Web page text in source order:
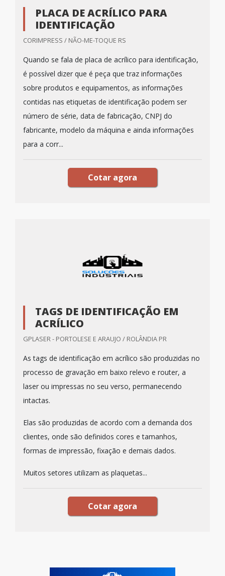
PLACA DE ACRÍLICO PARA
IDENTIFICAÇÃO
CORIMPRESS / NÃO-ME-TOQUE RS
Quando se fala de placa de acrílico para identificação,
é possível dizer que é peça que traz informações
sobre produtos e equipamentos, as informações
contidas nas etiquetas de identificação podem ser
número de série, data de fabricação, CNPJ do
fabricante, modelo da máquina e ainda informações
para a corr...
Cotar agora
TAGS DE IDENTIFICAÇÃO EM
ACRÍLICO
GPLASER - PORTOLESE E ARAUJO / ROLÂNDIA PR
As tags de identificação em acrílico são produzidas no
processo de gravação em baixo relevo e router, a
laser ou impressas no seu verso, permanecendo
intactas.
Elas são produzidas de acordo com a demanda dos
clientes, onde são definidos cores e tamanhos,
formas de impressão, fixação e demais dados.
Muitos setores utilizam as plaquetas...
Cotar agora